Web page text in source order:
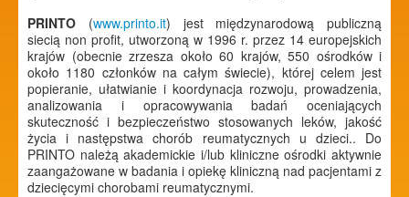
PRINTO (www.printo.it) jest międzynarodową publiczną
siecią non profit, utworzoną w 1996 r. przez 14 europejskich
krajów (obecnie zrzesza około 60 krajów, 550 ośrodków i
około 1180 członków na całym świecie), której celem jest
popieranie, ułatwianie i koordynacja rozwoju, prowadzenia,
analizowania i opracowywania badań oceniających
skuteczność i bezpieczeństwo stosowanych leków, jakość
życia i następstwa chorób reumatycznych u dzieci.. Do
PRINTO należą akademickie i/lub kliniczne ośrodki aktywnie
zaangażowane w badania i opiekę kliniczną nad pacjentami z
dziecięcymi chorobami reumatycznymi.